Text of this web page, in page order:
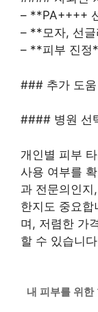
– **PA++++
– **모자, 선
– **피부 진정
### 추가 도움
#### 병원 선
개인별 피부
사용 여부를
과 전문의인
한지도 중요
며, 저렴한 가
할 수 있습니
내 피부를 위한